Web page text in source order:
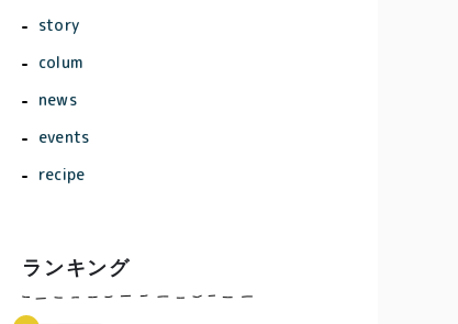
商品一覧
story
colum
news
events
recipe
ランキング